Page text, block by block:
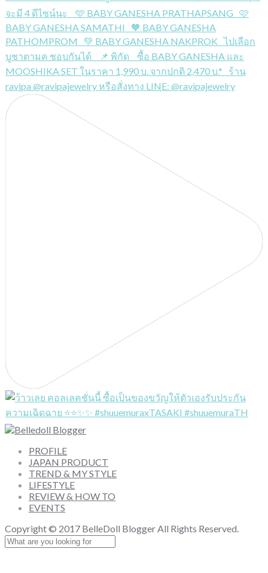
PROFILE
JAPAN PRODUCT
TREND & MY STYLE
LIFESTYLE
REVIEW & HOW TO
EVENTS
Copyright © 2017 BelleDoll Blogger All Rights Reserved.